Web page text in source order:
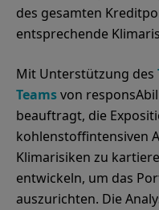
des gesamten
entsprechende
Mit Unterstützung des
Teamsvon
beauftragt, die
kohlenstoffintensiven
Klimarisiken zu
entwickeln, um das
auszurichten. Die